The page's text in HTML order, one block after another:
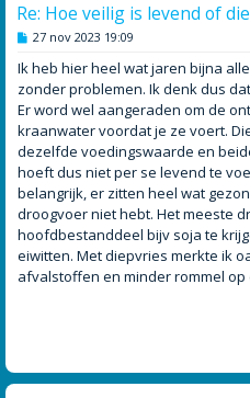
Re: Hoe veilig is levend of
B
r
c
h
27 nov 2023 19:09
Ik heb hier heel wat jaren bijna
zonder problemen. Ik denk dus
Er word wel aangeraden om de
kraanwater voordat je ze voert.
dezelfde voedingswaarde en
hoeft dus niet per se levend te
belangrijk, er zitten heel wat
droogvoer niet hebt. Het meeste
hoofdbestanddeel bijv soja te
eiwitten. Met diepvries merkte ik
afvalstoffen en minder rommel